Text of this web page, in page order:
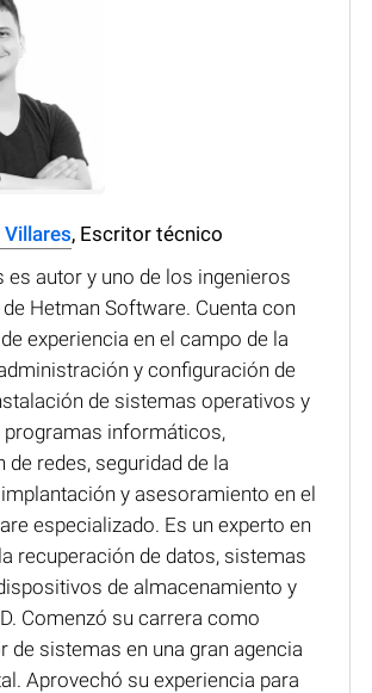
Villares, Escritor técnico
es autor y uno de los ingenieros
Hetman Software. Cuenta con
experiencia en el campo de la
y configuración de
de sistemas operativos y
programas informáticos,
redes, seguridad de la
y asesoramiento en el
especializado. Es un experto en
recuperación de datos, sistemas
de almacenamiento y
Comenzó su carrera como
de sistemas en una gran agencia
Aprovechó su experiencia para